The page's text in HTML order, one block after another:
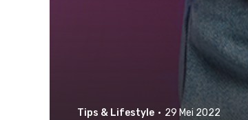
Tips & Lifestyle · 29 Mei 2022